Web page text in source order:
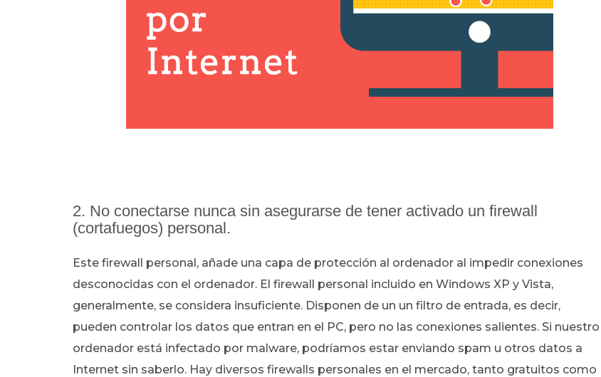
2. No conectarse nunca sin asegurarse de tener activado un firewall
(cortafuegos) personal.
Este firewall personal, añade una capa de protección al ordenador al impedir conexiones
desconocidas con el ordenador. El firewall personal incluido en Windows XP y Vista,
generalmente, se considera insuficiente. Disponen de un un filtro de entrada, es decir,
pueden controlar los datos que entran en el PC, pero no las conexiones salientes. Si nuestro
ordenador está infectado por malware, podríamos estar enviando spam u otros datos a
Internet sin saberlo. Hay diversos firewalls personales en el mercado, tanto gratuitos como